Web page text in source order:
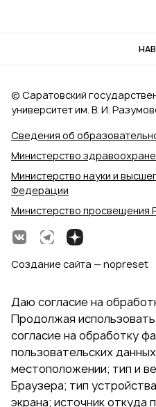
Сведения об
Министерство
Министерство науки и
Федерации
Министерство просвещения
© Саратовский
университет им. В. И.
Создание сайта — nopreset
Даю согласие на
Продолжая
согласие на обработку
пользовательских
местоположении; тип и
Браузера; тип
экрана; источник откуда